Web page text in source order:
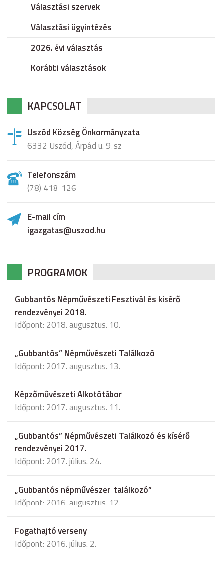
Választási szervek
Választási ügyintézés
2026. évi választás
Korábbi választások
KAPCSOLAT
Uszód Község Önkormányzata
6332 Uszód, Árpád u. 9. sz
Telefonszám
(78) 418-126
E-mail cím
igazgatas@uszod.hu
PROGRAMOK
Gubbantós Népművészeti Fesztivál és kisérő
rendezvényei 2018.
Időpont: 2018. augusztus. 10.
„Gubbantós” Népművészeti Találkozó
Időpont: 2017. augusztus. 13.
Képzőművészeti Alkotótábor
Időpont: 2017. augusztus. 11.
„Gubbantós” Népművészeti Találkozó és kísérő
rendezvényei 2017.
Időpont: 2017. július. 24.
„Gubbantós népművészeri találkozó”
Időpont: 2016. augusztus. 12.
Fogathajtó verseny
Időpont: 2016. július. 2.